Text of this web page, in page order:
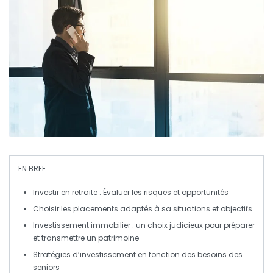
EN BREF
Investir en retraite : Évaluer les risques et opportunités
Choisir les placements adaptés à sa situations et objectifs
Investissement immobilier : un choix judicieux pour préparer
et transmettre un patrimoine
Stratégies d’investissement en fonction des besoins des
seniors